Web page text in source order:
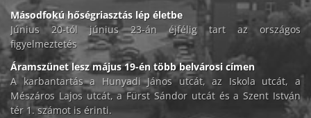
Másodfokú hőségriasztás lép életbe
Június 20-tól június 23-án éjfélig tart az országos
figyelmeztetés
Áramszünet lesz május 19-én több belvárosi címen
A karbantartás a Hunyadi János utcát, az Iskola utcát, a
Mészáros Lajos utcát, a Fürst Sándor utcát és a Szent István
tér 1. számot is érinti.